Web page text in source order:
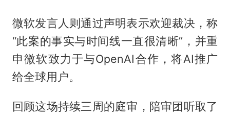
微软发言人则通过声明表示欢迎裁决，称
“此案的事实与时间线一直很清晰”，并重
申微软致力于与OpenAI合作，将AI推广
给全球用户。
回顾这场持续三周的庭审，陪审团听取了